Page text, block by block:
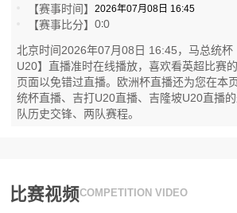
【赛事时间】2026年07月08日 16:45
【赛事比分】0:0
北京时间2026年07月08日 16:45，马总统杯
U20】直播准时在线播放，喜欢看英超比赛
页面以免错过直播。欧洲杯直播还为您在本
统杯直播、吉打U20直播、吉隆坡U20直播
队历史交锋、两队赛程。
比赛视频COMPETITION VIDEO